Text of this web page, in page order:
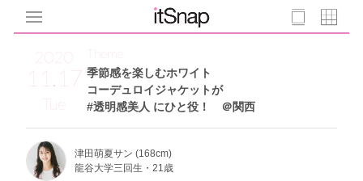
11.17
Tue
季節感を楽しむホワイト
コーデュロイジャケットが
#透明感美人 にひと役！ ＠関西
Theme
津田萌夏サン (168cm)
龍谷大学三回生・21歳